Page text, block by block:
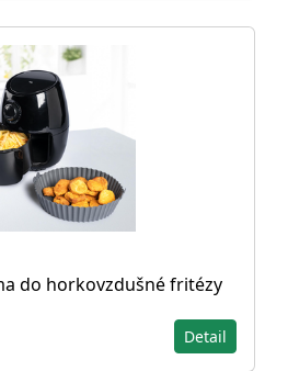
do horkovzdušné fritézy
Detail